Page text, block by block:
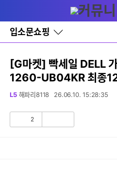
와
홈
입소문쇼핑
바
로
기
레
이
창
글
[G마켓] 빡세일 DELL
1260-UB04KR 최종
L5 해파리8118 26.06.10. 15:28:35
2